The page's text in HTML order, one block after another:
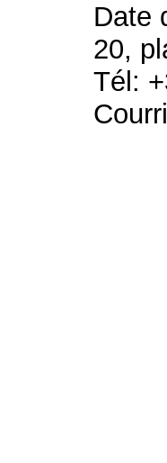
Date
20,
Tél: